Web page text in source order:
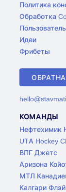
Политика
Обработка
Идеи
Фрибеты
КОМАНДЫ
Нефтехимик
UTA Hockey
ВПГ Джетс
Аризона
МТЛ
Калгари